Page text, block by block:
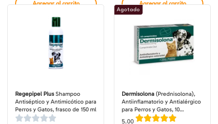
Agregar al carrito Agregar al carrito
Regepipel PlusShampoo
Antiséptico y Antimicótico para
Perros y Gatos, frasco de 150 ml
Dermisolona (Prednisolona),
Antiinflamatorio y Antialérgico
para Perros y Gatos, 10
comprimidos
5.00
Agotado